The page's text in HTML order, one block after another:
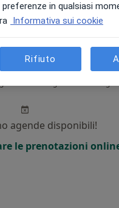
Sab, Dom,
agende disponibili!
le prenotazioni
in qualsiasi
Informativa sui cookie
Rifiuto